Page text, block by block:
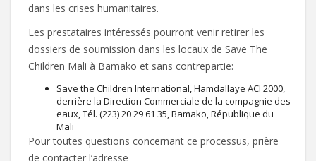
dans les crises humanitaires.
Les prestataires intéressés pourront venir retirer les
dossiers de soumission dans les locaux de Save The
Children Mali à Bamako et sans contrepartie:
Save the Children International, Hamdallaye ACI 2000,
derrière la Direction Commerciale de la compagnie des
eaux, Tél. (223) 20 29 61 35, Bamako, République du
Mali
Pour toutes questions concernant ce processus, prière
de contacter l’adresse